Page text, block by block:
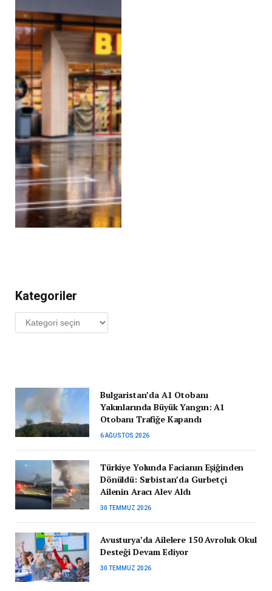
Kategoriler
Kategoriler
Bulgaristan’da A1 Otobanı
Yakınlarında Büyük Yangın: A1
Otobanı Trafiğe Kapandı
6 AĞUSTOS 2026
Türkiye Yolunda Facianın Eşiğinden
Dönüldü: Sırbistan’da Gurbetçi
Ailenin Aracı Alev Aldı
30 TEMMUZ 2026
Avusturya’da Ailelere 150 Avroluk Okul
Desteği Devam Ediyor
30 TEMMUZ 2026